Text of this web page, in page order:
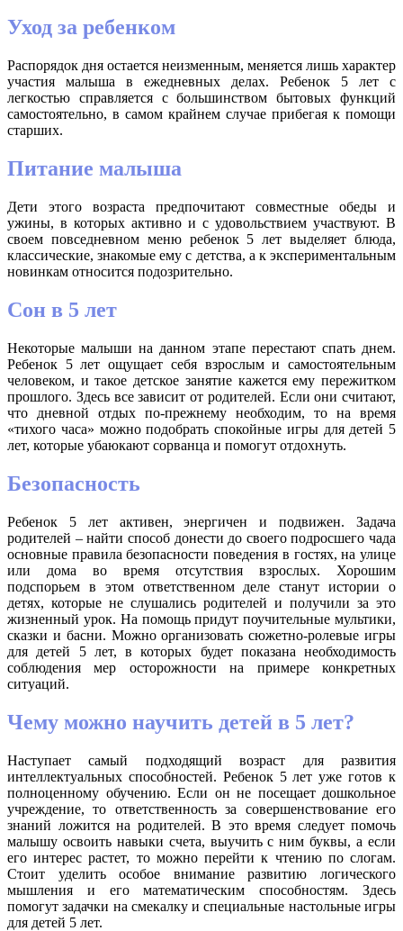
Уход за ребенком
Распорядок дня остается неизменным, меняется лишь характер
участия малыша в ежедневных делах. Ребенок 5 лет с
легкостью справляется с большинством бытовых функций
самостоятельно, в самом крайнем случае прибегая к помощи
старших.
Питание малыша
Дети этого возраста предпочитают совместные обеды и
ужины, в которых активно и с удовольствием участвуют. В
своем повседневном меню ребенок 5 лет выделяет блюда,
классические, знакомые ему с детства, а к экспериментальным
новинкам относится подозрительно.
Сон в 5 лет
Некоторые малыши на данном этапе перестают спать днем.
Ребенок 5 лет ощущает себя взрослым и самостоятельным
человеком, и такое детское занятие кажется ему пережитком
прошлого. Здесь все зависит от родителей. Если они считают,
что дневной отдых по-прежнему необходим, то на время
«тихого часа» можно подобрать спокойные игры для детей 5
лет, которые убаюкают сорванца и помогут отдохнуть.
Безопасность
Ребенок 5 лет активен, энергичен и подвижен. Задача
родителей – найти способ донести до своего подросшего чада
основные правила безопасности поведения в гостях, на улице
или дома во время отсутствия взрослых. Хорошим
подспорьем в этом ответственном деле станут истории о
детях, которые не слушались родителей и получили за это
жизненный урок. На помощь придут поучительные мультики,
сказки и басни. Можно организовать сюжетно-ролевые игры
для детей 5 лет, в которых будет показана необходимость
соблюдения мер осторожности на примере конкретных
ситуаций.
Чему можно научить детей в 5 лет?
Наступает самый подходящий возраст для развития
интеллектуальных способностей. Ребенок 5 лет уже готов к
полноценному обучению. Если он не посещает дошкольное
учреждение, то ответственность за совершенствование его
знаний ложится на родителей. В это время следует помочь
малышу освоить навыки счета, выучить с ним буквы, а если
его интерес растет, то можно перейти к чтению по слогам.
Стоит уделить особое внимание развитию логического
мышления и его математическим способностям. Здесь
помогут задачки на смекалку и специальные настольные игры
для детей 5 лет.